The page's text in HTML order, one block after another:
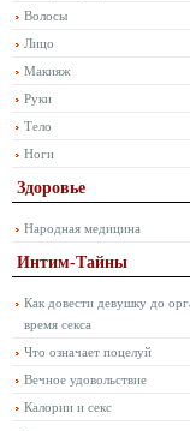
Волосы
Лицо
Макияж
Руки
Тело
Ноги
Здоровье
Народная медицина
Интим-Тайны
Как довести девушку до
время секса
Что означает поцелуй
Вечное удовольствие
Калории и секс